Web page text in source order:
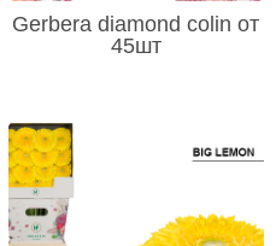
Gerbera diamond colin от
45шт